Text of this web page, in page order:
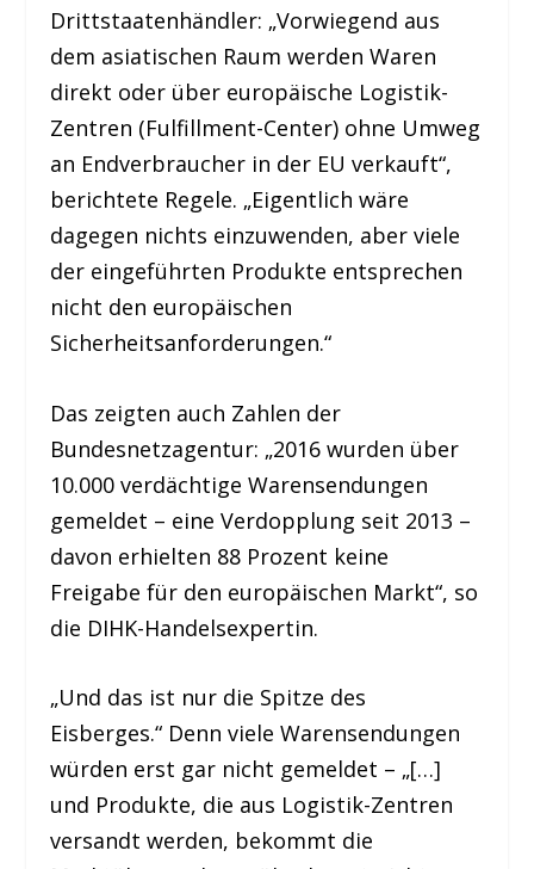
Drittstaatenhändler: „Vorwiegend aus
dem asiatischen Raum werden Waren
direkt oder über europäische Logistik-
Zentren (Fulfillment-Center) ohne Umweg
an Endverbraucher in der EU verkauft“,
berichtete Regele. „Eigentlich wäre
dagegen nichts einzuwenden, aber viele
der eingeführten Produkte entsprechen
nicht den europäischen
Sicherheitsanforderungen.“
Das zeigten auch Zahlen der
Bundesnetzagentur: „2016 wurden über
10.000 verdächtige Warensendungen
gemeldet – eine Verdopplung seit 2013 –
davon erhielten 88 Prozent keine
Freigabe für den europäischen Markt“, so
die DIHK-Handelsexpertin.
„Und das ist nur die Spitze des
Eisberges.“ Denn viele Warensendungen
würden erst gar nicht gemeldet – „[…]
und Produkte, die aus Logistik-Zentren
versandt werden, bekommt die